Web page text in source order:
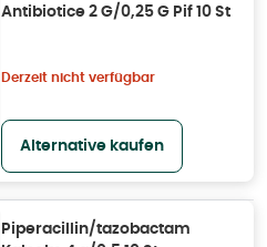
Antibiotice 2 G/0,25 G Pif 10 St
Derzeit nicht verfügbar
Alternative kaufen
Piperacillin/tazobactam